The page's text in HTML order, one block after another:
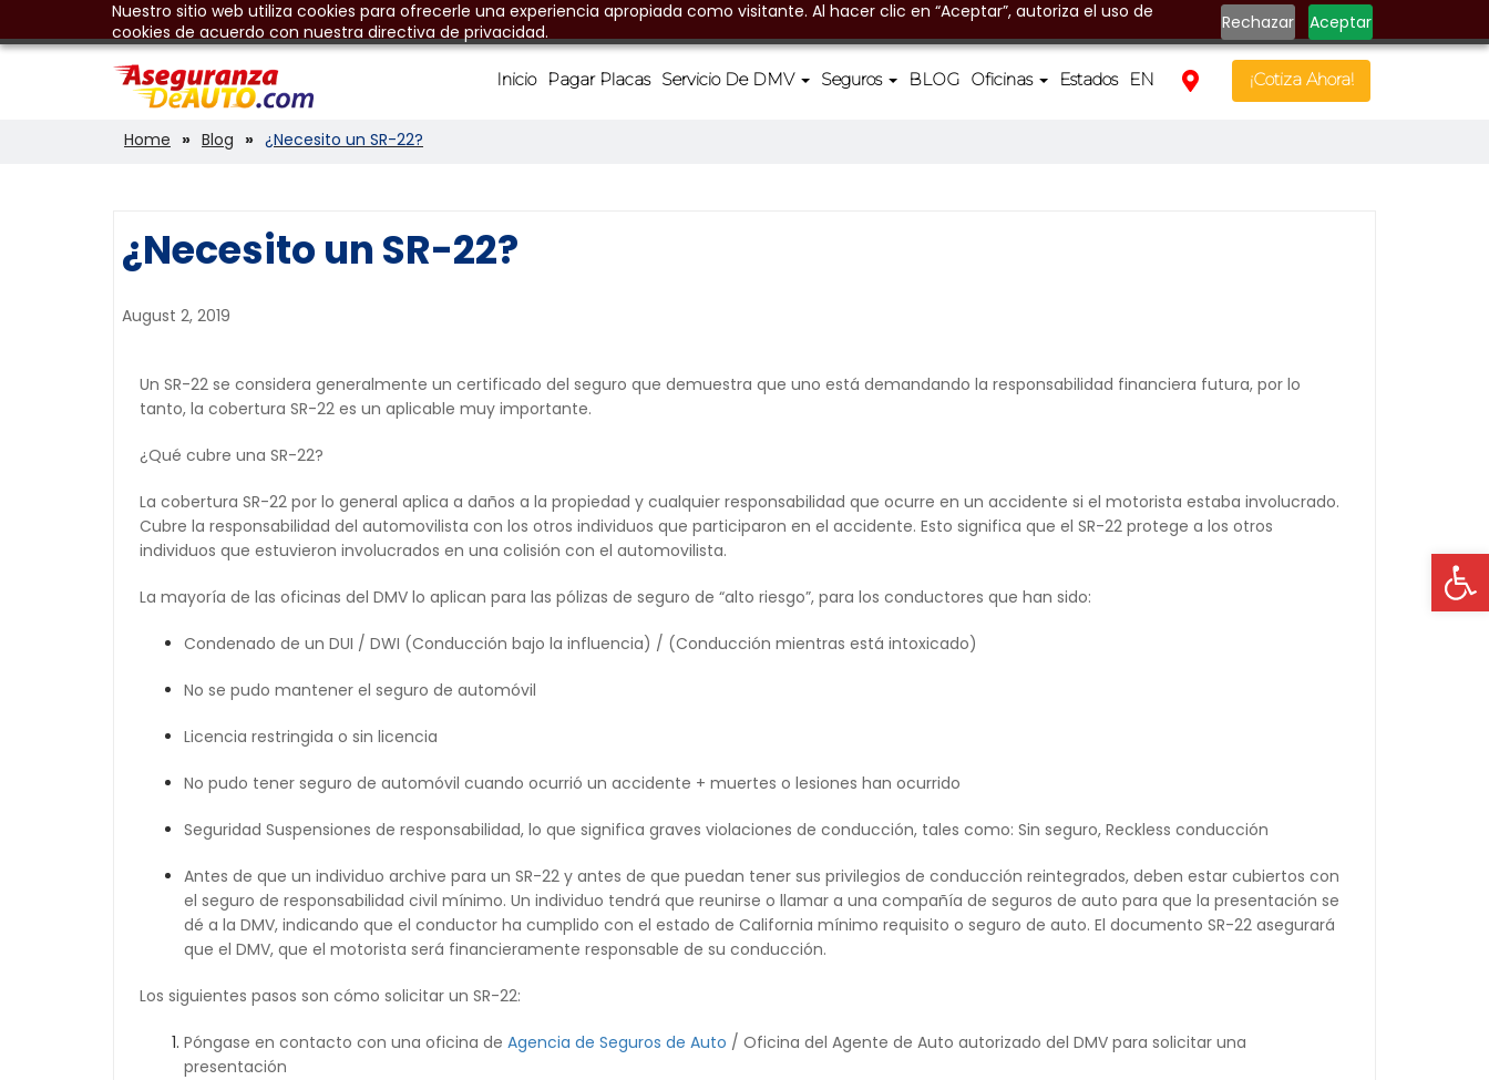
Nuestro sitio web utiliza cookies para ofrecerle una experiencia apropiada como visitante. Al hacer clic en “Aceptar”, autoriza el uso de
cookies de acuerdo con nuestra directiva de privacidad.
Rechazar Aceptar
Inicio Pagar Placas Servicio De DMV Seguros BLOG Oficinas Estados EN ¡Cotiza Ahora!
Home Blog ¿Necesito un SR-22?
¿Necesito un SR-22?
August 2, 2019
Un SR-22 se considera generalmente un certificado del seguro que demuestra que uno está demandando la responsabilidad financiera futura, por lo
tanto, la cobertura SR-22 es un aplicable muy importante.
¿Qué cubre una SR-22?
La cobertura SR-22 por lo general aplica a daños a la propiedad y cualquier responsabilidad que ocurre en un accidente si el motorista estaba involucrado.
Cubre la responsabilidad del automovilista con los otros individuos que participaron en el accidente. Esto significa que el SR-22 protege a los otros
individuos que estuvieron involucrados en una colisión con el automovilista.
La mayoría de las oficinas del DMV lo aplican para las pólizas de seguro de “alto riesgo”, para los conductores que han sido:
Condenado de un DUI / DWI (Conducción bajo la influencia) / (Conducción mientras está intoxicado)
No se pudo mantener el seguro de automóvil
Licencia restringida o sin licencia
No pudo tener seguro de automóvil cuando ocurrió un accidente + muertes o lesiones han ocurrido
Seguridad Suspensiones de responsabilidad, lo que significa graves violaciones de conducción, tales como: Sin seguro, Reckless conducción
Antes de que un individuo archive para un SR-22 y antes de que puedan tener sus privilegios de conducción reintegrados, deben estar cubiertos con
el seguro de responsabilidad civil mínimo. Un individuo tendrá que reunirse o llamar a una compañía de seguros de auto para que la presentación se
dé a la DMV, indicando que el conductor ha cumplido con el estado de California mínimo requisito o seguro de auto. El documento SR-22 asegurará
que el DMV, que el motorista será financieramente responsable de su conducción.
Los siguientes pasos son cómo solicitar un SR-22:
Póngase en contacto con una oficina de Agencia de Seguros de Auto / Oficina del Agente de Auto autorizado del DMV para solicitar una
presentación